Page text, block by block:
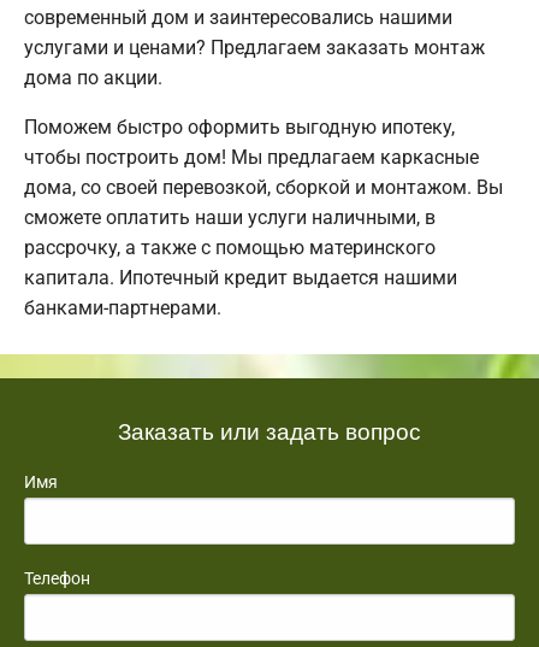
современный дом и заинтересовались нашими
услугами и ценами? Предлагаем заказать монтаж
дома по акции.
Поможем быстро оформить выгодную ипотеку,
чтобы построить дом! Мы предлагаем каркасные
дома, со своей перевозкой, сборкой и монтажом. Вы
сможете оплатить наши услуги наличными, в
рассрочку, а также с помощью материнского
капитала. Ипотечный кредит выдается нашими
банками-партнерами.
Заказать или задать вопрос
Имя
Телефон